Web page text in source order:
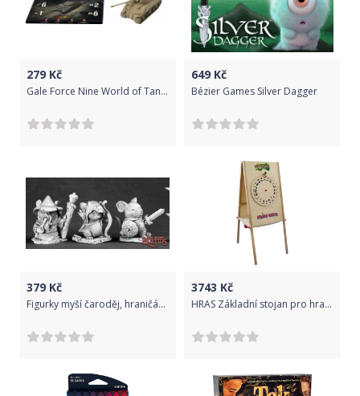
279 Kč
Gale Force Nine World of Tanks Expansion - British (Sherman Firefly)
649 Kč
Bézier Games Silver Dagger
379 Kč
Figurky myší čaroděj, hraničář a bojovník, 3 ks
3743 Kč
HRAS Základní stojan pro hrací desky